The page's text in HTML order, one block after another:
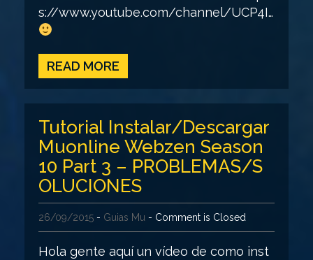
s://www.youtube.com/channel/UCP4I…
READ MORE
Tutorial Instalar/Descargar
Muonline Webzen Season
10 Part 3 – PROBLEMAS/S
OLUCIONES
26/09/2015 - Guias Mu - Comment is Closed
Hola gente aquí un vídeo de como inst